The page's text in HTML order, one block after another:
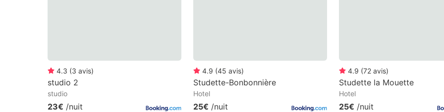
4.3 (3 avis)
studio 2
studio
23€ /nuit
4.9 (45 avis)
Studette-Bonbonnière
Hotel
25€ /nuit
4.9 (72 avis)
Studette la Mouette
Hotel
25€ /nuit